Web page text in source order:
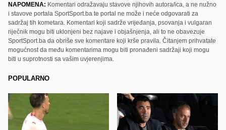
NAPOMENA: Komentari odražavaju stavove njihovih autora/ica, a ne nužno
i stavove portala SportSport.ba te portal ne može i neće odgovarati za
sadržaj tih kometara. Komentari koji sadrže vrijeđanja, psovanja i vulgaran
riječnik mogu biti uklonjeni bez najave i objašnjenja, ali to ne obavezuje
SportSport.ba da obriše sve komentare koji krše pravila. Čitanjem prihvatate
mogućnost da među komentarima mogu biti pronađeni sadržaji koji mogu
biti u suprotnosti sa vašim uvjerenjima.
POPULARNO